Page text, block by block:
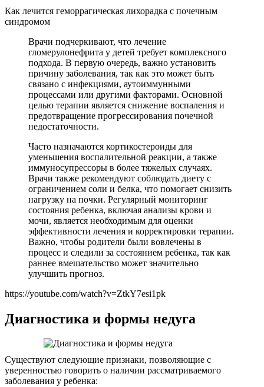
Как лечится геморрагическая лихорадка с почечным
синдромом
Врачи подчеркивают, что лечение
гломерулонефрита у детей требует комплексного
подхода. В первую очередь, важно установить
причину заболевания, так как это может быть
связано с инфекциями, аутоиммунными
процессами или другими факторами. Основной
целью терапии является снижение воспаления и
предотвращение прогрессирования почечной
недостаточности.
Часто назначаются кортикостероиды для
уменьшения воспалительной реакции, а также
иммуносупрессоры в более тяжелых случаях.
Врачи также рекомендуют соблюдать диету с
ограничением соли и белка, что помогает снизить
нагрузку на почки. Регулярный мониторинг
состояния ребенка, включая анализы крови и
мочи, является необходимым для оценки
эффективности лечения и корректировки терапии.
Важно, чтобы родители были вовлечены в
процесс и следили за состоянием ребенка, так как
раннее вмешательство может значительно
улучшить прогноз.
https://youtube.com/watch?v=ZtkY7esi1pk
Диагностика и формы недуга
Существуют следующие признаки, позволяющие с
уверенностью говорить о наличии рассматриваемого
заболевания у ребенка: